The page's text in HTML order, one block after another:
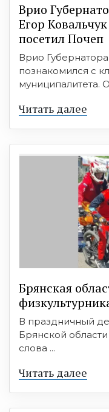
Врио
Егор
посетил Почеп
Врио
познакомился с
муниципалитета.
Читать далее
Брянская
В праздничный
Брянской
слова ...
Читать далее